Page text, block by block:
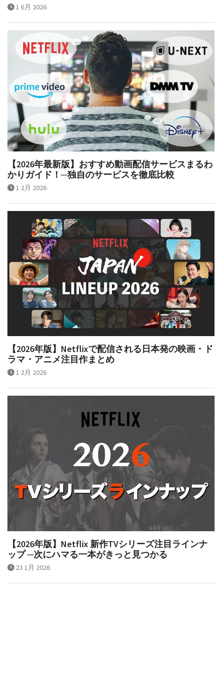
1 6月 2026
【2026年最新版】おすすめ動画配信サービスまるわ
かりガイド！─独自のサービスを徹底比較
1 2月 2026
【2026年版】Netflixで配信される日本発の映画・ド
ラマ・アニメ注目作まとめ
1 2月 2026
【2026年版】Netflix 新作TVシリーズ注目ラインナ
ップ ─次にハマる一本がきっと見つかる
23 1月 2026